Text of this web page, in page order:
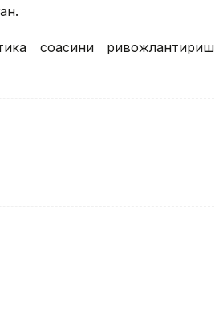
соҳасини ривожлантириш